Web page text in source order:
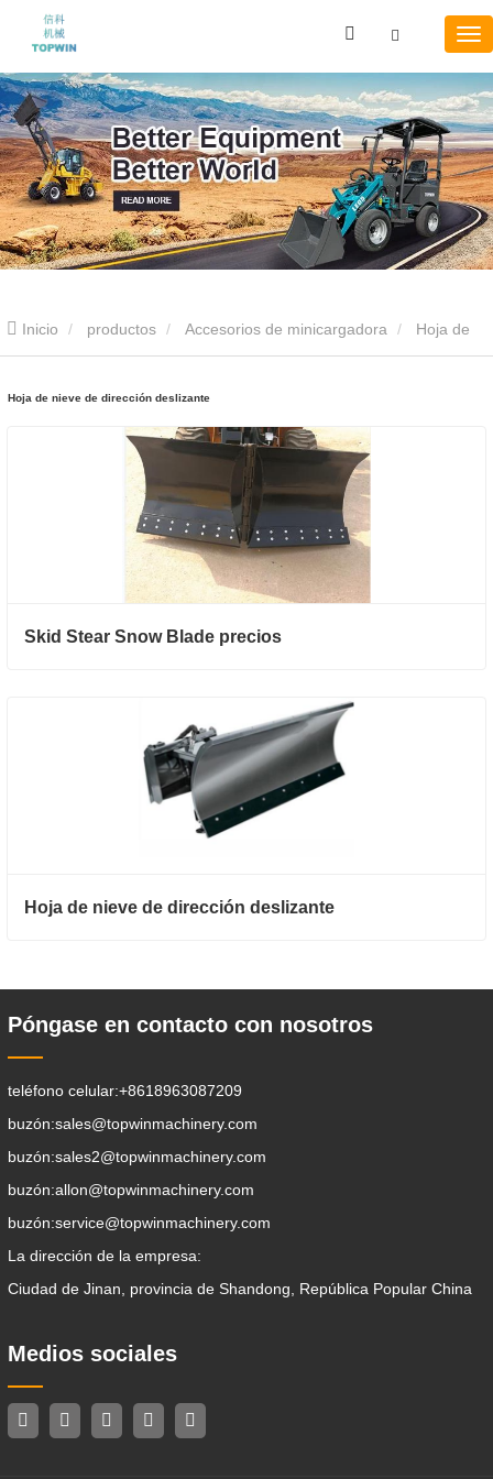
Inicio productos Accesorios de minicargadora
Hoja de nieve de dirección deslizante
Skid Stear Snow Blade precios
Hoja de nieve de dirección deslizante
Póngase en contacto con nosotros
teléfono celular:+8618963087209
buzón:sales@topwinmachinery.com
buzón:sales2@topwinmachinery.com
buzón:allon@topwinmachinery.com
buzón:service@topwinmachinery.com
La dirección de la empresa:
Ciudad de Jinan, provincia de Shandong, República Popular China
Medios sociales